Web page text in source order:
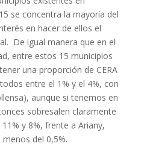
se concentra la mayoría del
en hacer de ellos el
De igual manera que en el
entre estos 15 municipios
una proporción de CERA
entre el 1% y el 4%, con
aunque si tenemos en
sobresalen claramente
y 8%, frente a Ariany,
del 0,5%.